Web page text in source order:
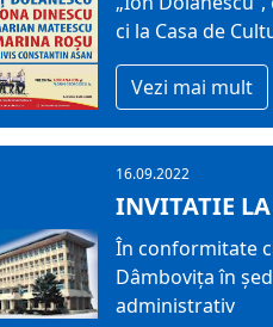
ci la Casa de
Vezi mai mult
16.09.2022
INVITATIE
În conformitate
Dâmboviţa în
administrativ